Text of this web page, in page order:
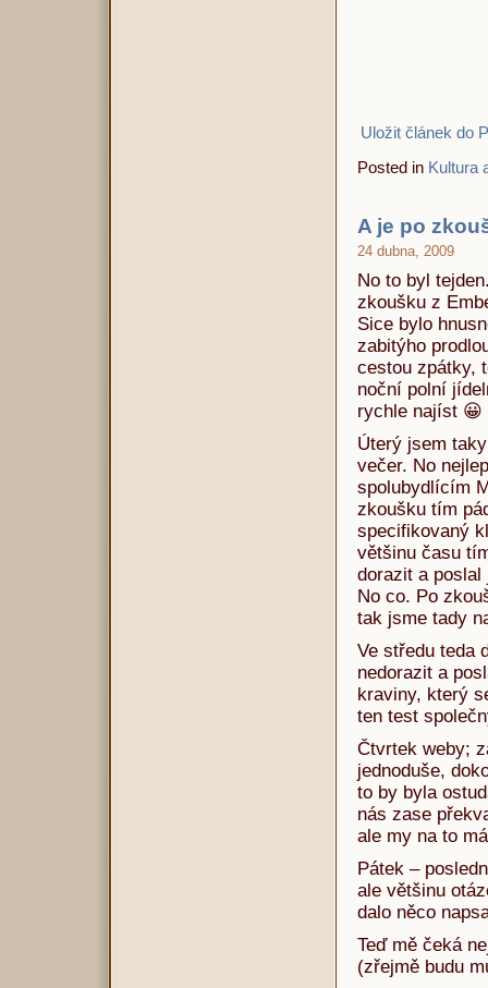
Uložit článek do
Posted in Kultura
A je po
24 dubna, 2009
No to byl
zkoušku z
Sice bylo
zabitýho
cestou zpátky,
noční polní
rychle najíst 😀
Úterý jsem
večer. No
spolubydlícím
zkoušku tím
specifikovaný
většinu času
dorazit a poslal
No co. Po
tak jsme tady
Ve středu teda
nedorazit a
kraviny, který
ten test
Čtvrtek weby;
jednoduše,
to by byla
nás zase
ale my na to
Pátek –
ale většinu
dalo něco
Teď mě čeká
(zřejmě budu